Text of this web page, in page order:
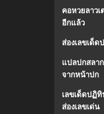
คอหวยลาว
อีกแล้ว
ส่องเลขเด็
แปลปกสลา
จากหน้าปก
เลขเด็ดปฏิทิ
ส่องเลขเด่น